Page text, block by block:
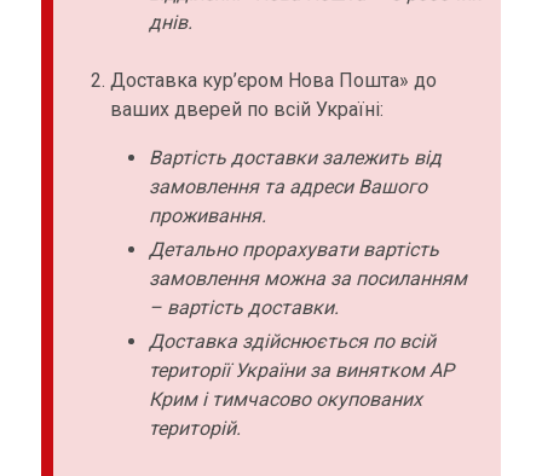
днів.
Доставка кур’єром Нова Пошта» до
ваших дверей по всій Україні:
Вартість доставки залежить від
замовлення та адреси Вашого
проживання.
Детально прорахувати вартість
замовлення можна за посиланням
– вартість доставки.
Доставка здійснюється по всій
території України за винятком АР
Крим і тимчасово окупованих
територій.